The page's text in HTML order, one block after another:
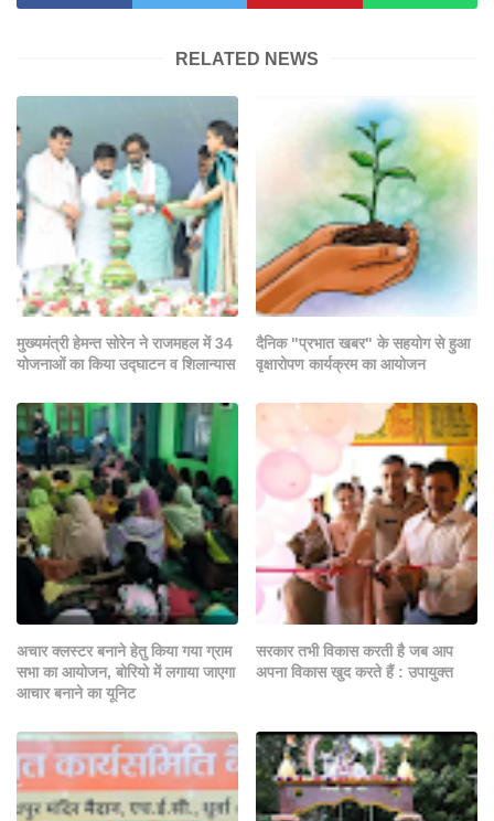
RELATED NEWS
मुख्यमंत्री हेमन्त सोरेन ने राजमहल में 34
योजनाओं का किया उद्घाटन व शिलान्यास
दैनिक "प्रभात खबर" के सहयोग से हुआ
वृक्षारोपण कार्यक्रम का आयोजन
अचार क्लस्टर बनाने हेतु किया गया ग्राम
सभा का आयोजन, बोरियो में लगाया जाएगा
आचार बनाने का यूनिट
सरकार तभी विकास करती है जब आप
अपना विकास खुद करते हैं : उपायुक्त